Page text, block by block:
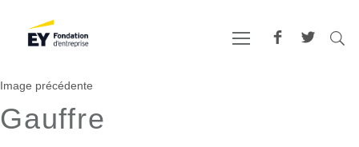
Image précédente
Gauffre